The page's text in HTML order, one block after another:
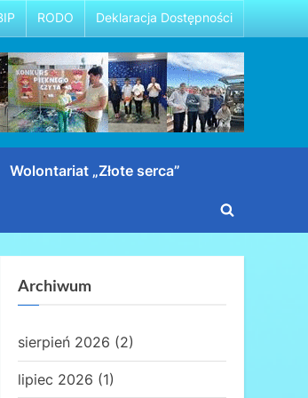
RODO Deklaracja Dostępności
Wolontariat „Złote serca”
Toggle
Archiwum
sierpień 2026 (2)
lipiec 2026 (1)